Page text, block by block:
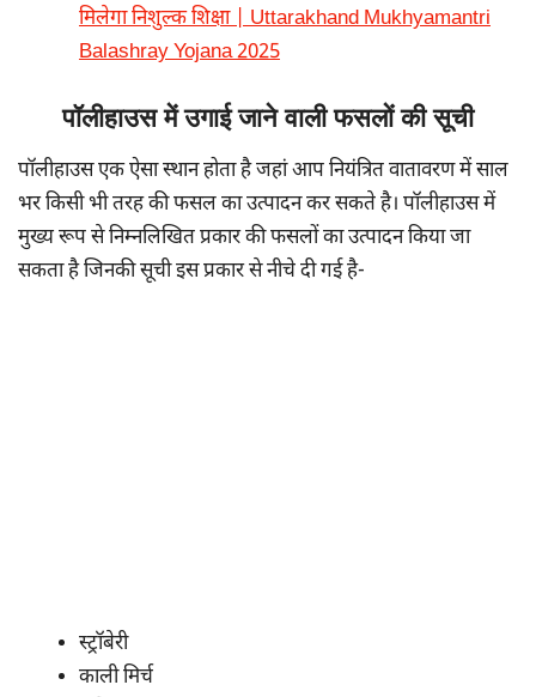
मिलेगा निशुल्क शिक्षा | Uttarakhand Mukhyamantri
Balashray Yojana‌ 2025
पॉलीहाउस में उगाई जाने वाली फसलों की सूची
पॉलीहाउस एक ऐसा स्थान होता है जहां आप नियंत्रित वातावरण में साल
भर किसी भी तरह की फसल का उत्पादन कर सकते है। पॉलीहाउस में
मुख्य रूप से निम्नलिखित प्रकार की फसलों का उत्पादन किया जा
सकता है जिनकी सूची इस प्रकार से नीचे दी गई है-
स्ट्रॉबेरी
काली मिर्च